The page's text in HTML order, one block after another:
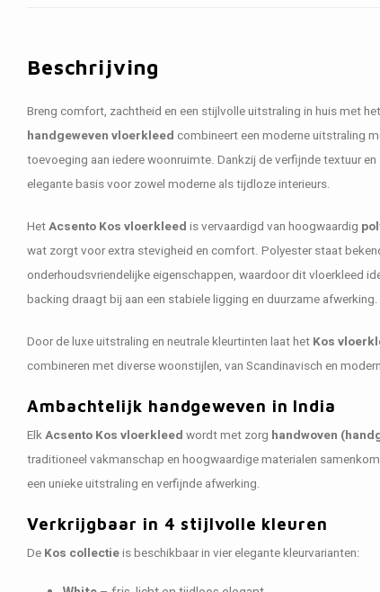
Beschrijving
Breng comfort, zachtheid en een stijlvolle uitstraling in huis met het
handgeweven vloerkleed combineert een moderne uitstraling
toevoeging aan iedere woonruimte. Dankzij de verfijnde textuur
elegante basis voor zowel moderne als tijdloze interieurs.
HetAcsento Kos vloerkleed is vervaardigd van hoogwaardig
wat zorgt voor extra stevigheid en comfort. Polyester staat
onderhoudsvriendelijke eigenschappen, waardoor dit vloerkleed
backing draagt bij aan een stabiele ligging en duurzame afwerking.
Door de luxe uitstraling en neutrale kleurtinten laat het Kos
combineren met diverse woonstijlen, van Scandinavisch en
Ambachtelijk handgeweven in India
ElkAcsento Kos vloerkleed wordt met zorg handwoven
traditioneel vakmanschap en hoogwaardige materialen
een unieke uitstraling en verfijnde afwerking.
Verkrijgbaar in 4 stijlvolle kleuren
De Kos collectieis beschikbaar in vier elegante kleurvarianten: